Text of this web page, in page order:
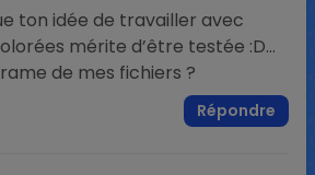
ton idée de travailler avec
mérite d’être testée :D…
de mes fichiers ?
Répondre